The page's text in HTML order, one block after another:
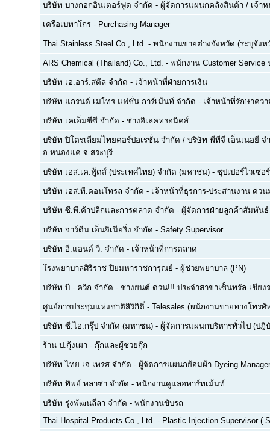
บริษัท บางกอกอินเตอร์ฟูด จำกัด - ผู้จัดการแผนกคลังสินค้า / เจ้า
เครือเบทาโกร - Purchasing Manager
Thai Stainless Steel Co., Ltd. - พนักงานขายต่างจังหวัด (ระบุจังห
ARS Chemical (Thailand) Co., Ltd. - พนักงาน Customer Service
บริษัท เอ.อาร์.สตีล จำกัด - เจ้าหน้าที่ฝ่ายการเงิน
บริษัท แกรนด์ เมโทร แฟชั่น การ์เม้นท์ จำกัด - เจ้าหน้าที่รักษาคว
บริษัท เคเอ็มซีซี จำกัด - ช่างอิเลคทรอนิคส์
บริษัท ปิโตรเลียมไทยคอร์ปอเรชั่น จำกัด / บริษัท พีทีจี เอ็นเนอยี จ
อ.หนองแค จ.สระบุรี
บริษัท เอส.เค.ฟู้ดส์ (ประเทศไทย) จำกัด (มหาชน) - ซุปเปอร์ไวเซ
บริษัท เอส.ที.คอนโทรล จำกัด - เจ้าหน้าที่ธุรการ-ประสานงาน ด่วน
บริษัท ซี.พี.ค้าปลีกและการตลาด จำกัด - ผู้จัดการฝ่ายลูกค้าสัมพันธ์
บริษัท จาร์ดีน เอ็นจิเนียริ่ง จำกัด - Safety Supervisor
บริษัท อี.แอนด์ วี. จำกัด - เจ้าหน้าที่การตลาด
โรงพยาบาลศิริราช ปิยมหาราชการุณย์ - ผู้ช่วยพยาบาล (PN)
บริษัท บี - ควิก จำกัด - ช่างยนต์ ด่วน!!! ประจำสาขาเซ็นทรัล-เชียง
ศูนย์การประชุมแห่งชาติสิริกิติ์ - Telesales (พนักงานขายทางโทร
บริษัท ซี.ไอ.กรุ๊ป จำกัด (มหาชน) - ผู้จัดการแผนกบริหารทั่วไป (ปฎิ
ร้าน ป.กุ้งเผา - กุ๊กและผู้ช่วยกุ๊ก
บริษัท ไทย เจ.เพรส จำกัด - ผู้จัดการแผนกย้อมผ้า Dyeing Manager
บริษัท ทิพย์ พลาซ่า จำกัด - พนักงานดูแลอพาร์ทเม้นท์
บริษัท รุ่งพัฒนลีลา จำกัด - พนักงานขับรถ
Thai Hospital Products Co., Ltd. - Plastic Injection Supervisor (